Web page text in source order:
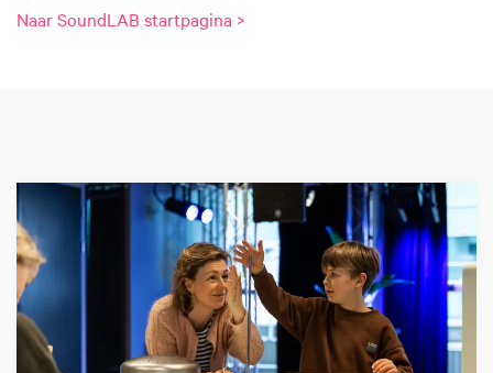
Naar SoundLAB startpagina >